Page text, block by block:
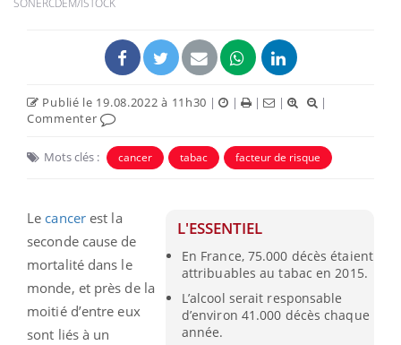
SONERCDEM/ISTOCK
Publié le 19.08.2022 à 11h30 | | | |
|
Commenter
Mots clés : cancer tabac facteur de risque
L'ESSENTIEL
En France, 75.000 décès étaient
attribuables au tabac en 2015.
L’alcool serait responsable
d’environ 41.000 décès chaque
année.
Le cancerest la
seconde cause de
mortalité dans le
monde, et près de la
moitié d’entre eux
sont liés à un